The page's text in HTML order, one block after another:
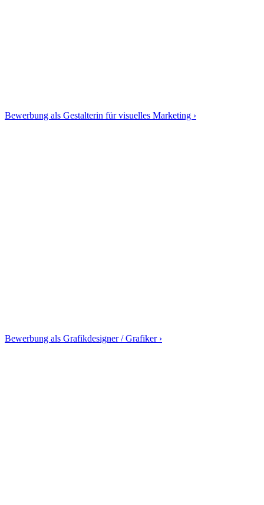
Bewerbung als Gestalterin für visuelles Marketing ›
Bewerbung als Grafikdesigner / Grafiker ›